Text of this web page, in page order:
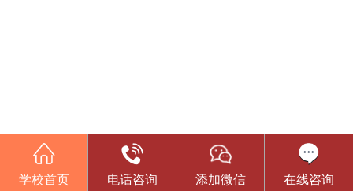
学校首页 电话咨询 添加微信 在线咨询